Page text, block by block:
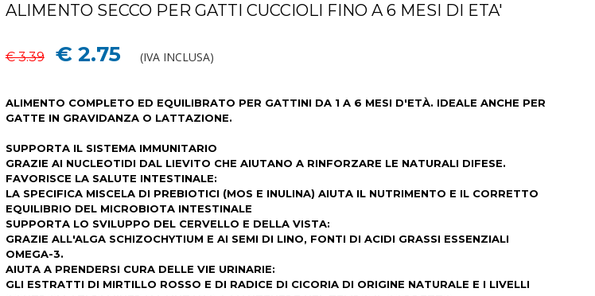
ALIMENTO SECCO PER GATTI CUCCIOLI FINO A 6 MESI DI ETA'
€ 3.39 € 2.75 (IVA INCLUSA)
ALIMENTO COMPLETO ED EQUILIBRATO PER GATTINI DA 1 A 6 MESI D'ETÀ. IDEALE ANCHE PER
GATTE IN GRAVIDANZA O LATTAZIONE.
SUPPORTA IL SISTEMA IMMUNITARIO
GRAZIE AI NUCLEOTIDI DAL LIEVITO CHE AIUTANO A RINFORZARE LE NATURALI DIFESE.
FAVORISCE LA SALUTE INTESTINALE:
LA SPECIFICA MISCELA DI PREBIOTICI (MOS E INULINA) AIUTA IL NUTRIMENTO E IL CORRETTO
EQUILIBRIO DEL MICROBIOTA INTESTINALE
SUPPORTA LO SVILUPPO DEL CERVELLO E DELLA VISTA:
GRAZIE ALL'ALGA SCHIZOCHYTIUM E AI SEMI DI LINO, FONTI DI ACIDI GRASSI ESSENZIALI
OMEGA-3.
AIUTA A PRENDERSI CURA DELLE VIE URINARIE:
GLI ESTRATTI DI MIRTILLO ROSSO E DI RADICE DI CICORIA DI ORIGINE NATURALE E I LIVELLI